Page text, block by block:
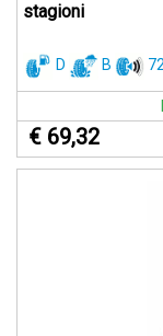
stagioni
D B
€ 69,32